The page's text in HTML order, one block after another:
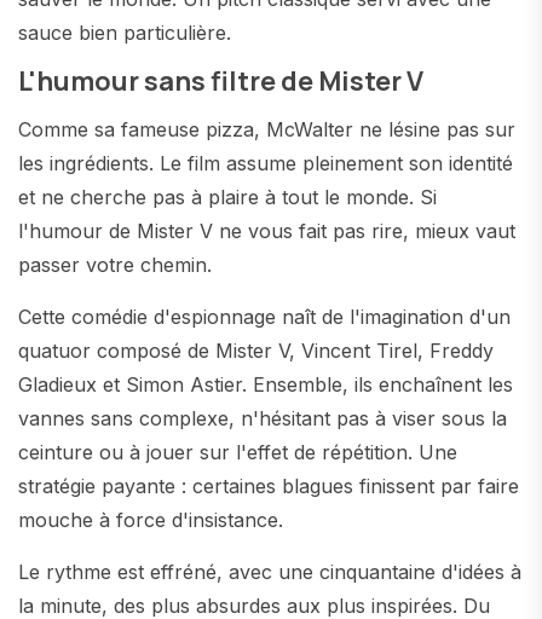
sauce bien particulière.
L'humour sans filtre de Mister V
Comme sa fameuse pizza, McWalter ne lésine pas sur
les ingrédients. Le film assume pleinement son identité
et ne cherche pas à plaire à tout le monde. Si
l'humour de Mister V ne vous fait pas rire, mieux vaut
passer votre chemin.
Cette comédie d'espionnage naît de l'imagination d'un
quatuor composé de Mister V, Vincent Tirel, Freddy
Gladieux et Simon Astier. Ensemble, ils enchaînent les
vannes sans complexe, n'hésitant pas à viser sous la
ceinture ou à jouer sur l'effet de répétition. Une
stratégie payante : certaines blagues finissent par faire
mouche à force d'insistance.
Le rythme est effréné, avec une cinquantaine d'idées à
la minute, des plus absurdes aux plus inspirées. Du